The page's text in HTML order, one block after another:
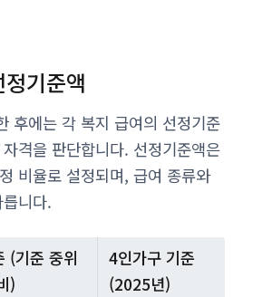
기준액
후에는 각 복지 급여의 선정기준
격을 판단합니다. 선정기준액은
비율로 설정되며, 급여 종류와
니다.
(기준 중위
)
4인가구 기준
(2025년)